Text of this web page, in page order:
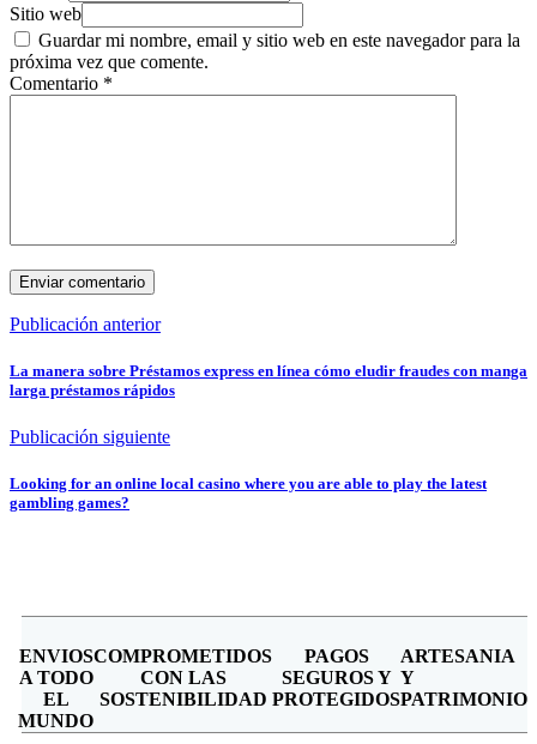
Sitio web
Guardar mi nombre, email y sitio web en este navegador para la
próxima vez que comente.
Comentario *
Publicación anterior
La manera sobre Préstamos express en línea cómo eludir fraudes con manga
larga préstamos rápidos
Publicación siguiente
Looking for an online local casino where you are able to play the latest
gambling games?
ENVIOS
A TODO
EL
MUNDO
COMPROMETIDOS
CON LAS
SOSTENIBILIDAD
PAGOS
SEGUROS Y
PROTEGIDOS
ARTESANIA
Y
PATRIMONIO